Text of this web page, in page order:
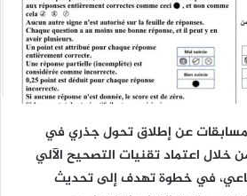
عن إطلاق تحول جذري في
خلال اعتماد تقنيات التصحيح الآلي
في خطوة تهدف إلى تحديث